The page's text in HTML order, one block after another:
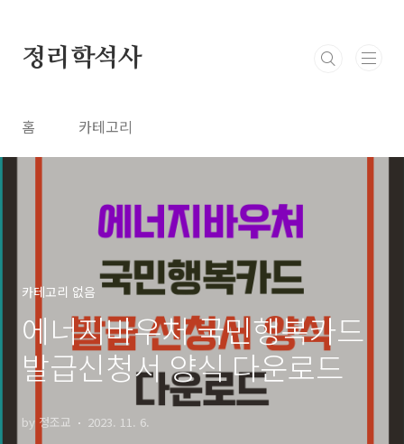
정리학석사
홈 카테고리
카테고리 없음
에너지바우처 국민행복카드
발급신청서 양식 다운로드
by 정조교 2023. 11. 6.